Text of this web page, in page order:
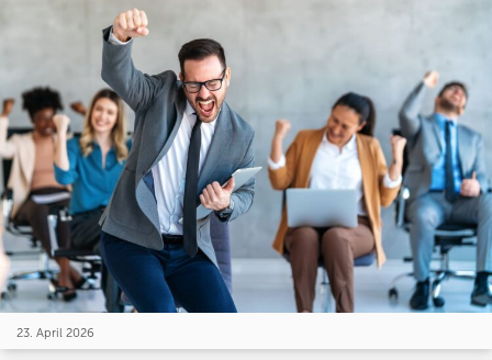
23. April 2026